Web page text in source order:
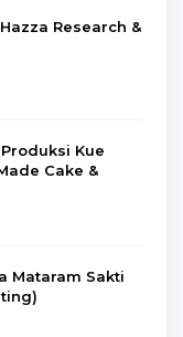
Research &
Kue
Cake &
Mataram Sakti